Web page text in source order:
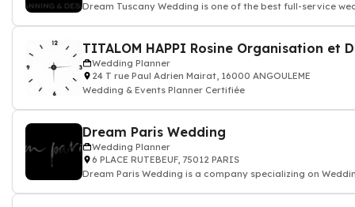
Dream Tuscany Wedding is one of the best full-service
Wedding Planner
24 T rue Paul Adrien Mairat, 16000 ANGOULEME
Wedding & Events Planner Certifiée
Dream Paris Wedding
Wedding Planner
6 PLACE RUTEBEUF, 75012 PARIS
Dream Paris Wedding is a company specializing on